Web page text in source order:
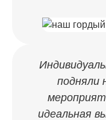
подняли
идеальная